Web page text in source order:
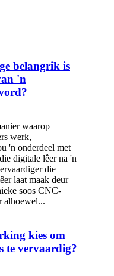
belangrik is
'n
waarop
werk,
'n onderdeel met
digitale lêer na 'n
die
laat maak deur
soos CNC-
alhoewel...
kies om
te vervaardig?